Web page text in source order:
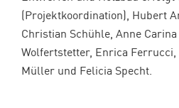
(Projektkoordination), Hubert
Christian Schühle, Anne
Wolfertstetter, Enrica
Müller und Felicia Specht.